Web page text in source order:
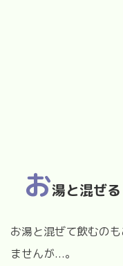
お湯と混ぜる
お湯と混ぜて飲むの
ませんが...。